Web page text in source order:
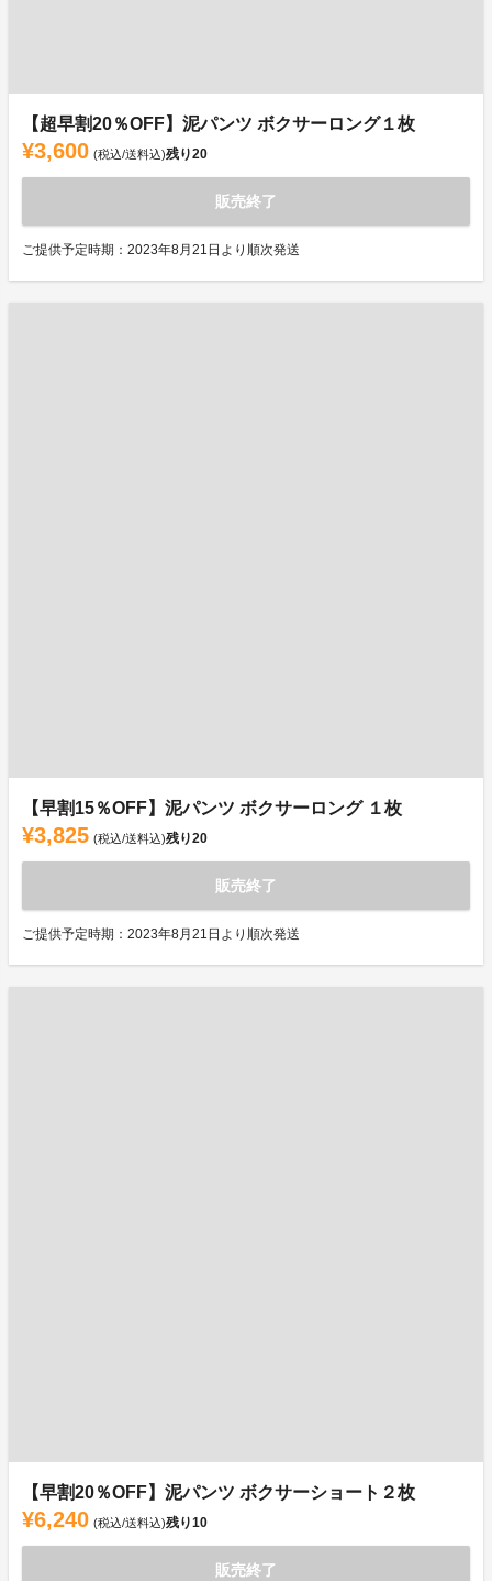
【超早割20％OFF】泥パンツ ボクサーロング１枚
¥3,600 (税込/送料込)残り20
販売終了
ご提供予定時期：2023年8月21日より順次発送
【早割15％OFF】泥パンツ ボクサーロング １枚
¥3,825 (税込/送料込)残り20
販売終了
ご提供予定時期：2023年8月21日より順次発送
【早割20％OFF】泥パンツ ボクサーショート２枚
¥6,240 (税込/送料込)残り10
販売終了